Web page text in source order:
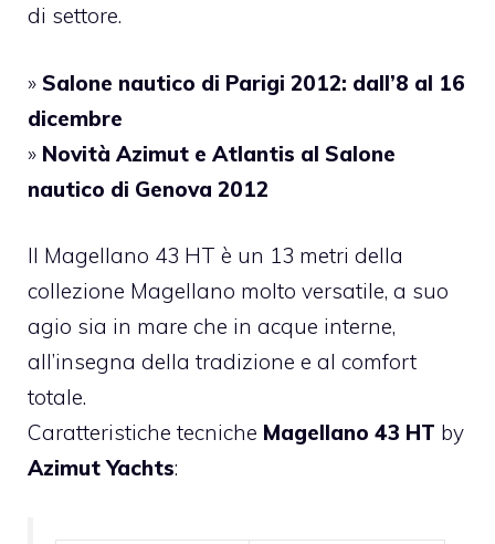
di settore.
» Salone nautico di Parigi 2012: dall’8 al 16
dicembre
» Novità Azimut e Atlantis al Salone
nautico di Genova 2012
Il Magellano 43 HT è un 13 metri della
collezione Magellano molto versatile, a suo
agio sia in mare che in acque interne,
all’insegna della tradizione e al comfort
totale.
Caratteristiche tecniche Magellano 43 HT by
Azimut Yachts: